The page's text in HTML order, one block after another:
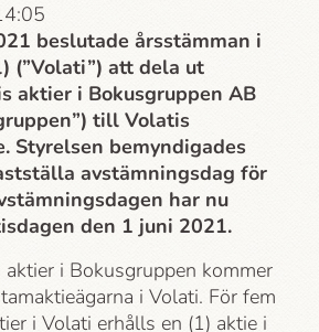
beslutade årsstämman i
(”Volati”) att dela ut
aktier i Bokusgruppen AB
till Volatis
Styrelsen bemyndigades
avstämningsdag för
har nu
den 1 juni 2021.
i Bokusgruppen kommer
i Volati. För fem
i Volati erhålls en (1) aktie i